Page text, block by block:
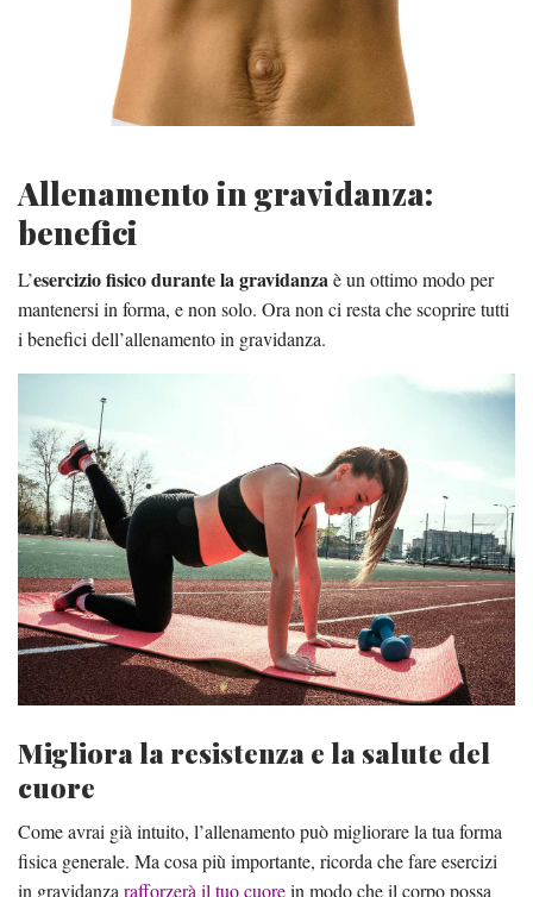
Allenamento in gravidanza:
benefici
L’esercizio fisico durante la gravidanzaè un ottimo modo per
mantenersi in forma, e non solo. Ora non ci resta che scoprire tutti
i benefici dell’allenamento in gravidanza.
Migliora la resistenza e la salute del
cuore
Come avrai già intuito, l’allenamento può migliorare la tua forma
fisica generale. Ma cosa più importante, ricorda che fare esercizi
in gravidanza rafforzerà il tuo cuorein modo che il corpo possa